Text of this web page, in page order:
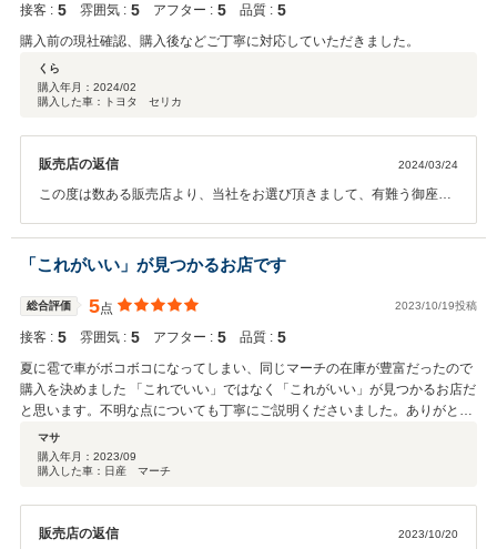
接客 : 5 雰囲気 : 5 アフター : 5 品質 : 5
購入前の現社確認、購入後などご丁寧に対応していただきました。
くら
購入年月： 2024/02
購入した車：トヨタ セリカ
販売店の返信 2024/03/24
この度は数ある販売店より、当社をお選び頂きまして、有難う御座い
たかと思いますが、有難いお言葉を頂きまして、感謝しております。
また、何かお困りのことが御座いましたら、いつでもお気軽にご相談
を頂けたらと思っております。 今後とも、お付き合いの程、宜しくお
願い致します。
「これがいい」が見つかるお店です
総合評価 5点 2023/10/19投稿
接客 : 5 雰囲気 : 5 アフター : 5 品質 : 5
夏に雹で車がボコボコになってしまい、同じマーチの在庫が豊富だったので
購入を決めました 「これでいい」ではなく「これがいい」が見つかるお店だ
と思います。不明な点についても丁寧にご説明くださいました。ありがとう
ございました。
マサ
購入年月： 2023/09
購入した車：日産 マーチ
販売店の返信 2023/10/20